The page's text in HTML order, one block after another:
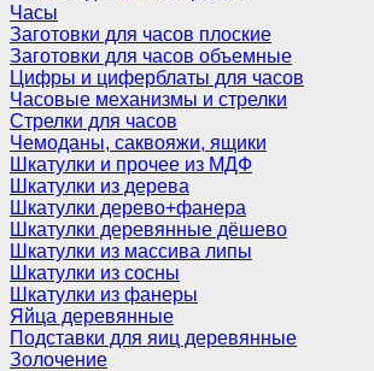
Часы
Заготовки для часов плоские
Заготовки для часов объемные
Цифры и циферблаты для часов
Часовые механизмы и стрелки
Стрелки для часов
Чемоданы, саквояжи, ящики
Шкатулки и прочее из МДФ
Шкатулки из дерева
Шкатулки дерево+фанера
Шкатулки деревянные дёшево
Шкатулки из массива липы
Шкатулки из сосны
Шкатулки из фанеры
Яйца деревянные
Подставки для яиц деревянные
Золочение